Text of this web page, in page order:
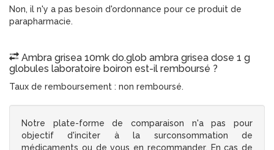
Non, il n'y a pas besoin d'ordonnance pour ce produit de
parapharmacie.
Ambra grisea 10mk do.glob ambra grisea dose 1 g
globules laboratoire boiron est-il remboursé ?
Taux de remboursement : non remboursé.
Notre plate-forme de comparaison n'a pas pour
objectif d'inciter à la surconsommation de
médicaments ou de vous en recommander. En cas de